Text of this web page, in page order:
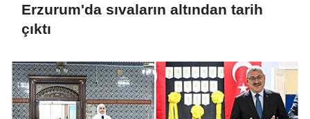
Erzurum'da sıvaların altından tarih
çıktı